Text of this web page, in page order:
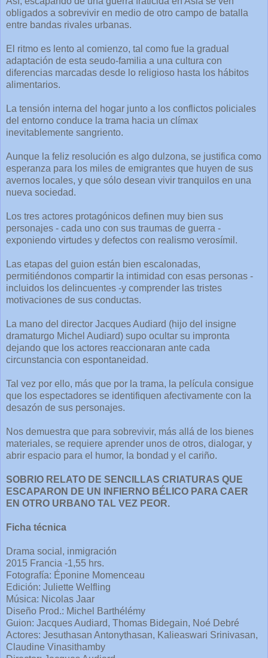
obligados a sobrevivir en medio de otro campo de batalla
entre bandas rivales urbanas.
El ritmo es lento al comienzo, tal como fue la gradual
adaptación de esta seudo-familia a una cultura con
diferencias marcadas desde lo religioso hasta los hábitos
alimentarios.
La tensión interna del hogar junto a los conflictos policiales
del entorno conduce la trama hacia un clímax
inevitablemente sangriento.
Aunque la feliz resolución es algo dulzona, se justifica como
esperanza para los miles de emigrantes que huyen de sus
avernos locales, y que sólo desean vivir tranquilos en una
nueva sociedad.
Los tres actores protagónicos definen muy bien sus
personajes - cada uno con sus traumas de guerra -
exponiendo virtudes y defectos con realismo verosímil.
Las etapas del guion están bien escalonadas,
permitiéndonos compartir la intimidad con esas personas -
incluidos los delincuentes -y comprender las tristes
motivaciones de sus conductas.
La mano del director Jacques Audiard (hijo del insigne
dramaturgo Michel Audiard) supo ocultar su impronta
dejando que los actores reaccionaran ante cada
circunstancia con espontaneidad.
Tal vez por ello, más que por la trama, la película consigue
que los espectadores se identifiquen afectivamente con la
desazón de sus personajes.
Nos demuestra que para sobrevivir, más allá de los bienes
materiales, se requiere aprender unos de otros, dialogar, y
abrir espacio para el humor, la bondad y el cariño.
SOBRIO RELATO DE SENCILLAS CRIATURAS QUE
ESCAPARON DE UN INFIERNO BÉLICO PARA CAER
EN OTRO URBANO TAL VEZ PEOR.
Ficha técnica
Drama social, inmigración
2015 Francia -1,55 hrs.
Fotografía: Éponine Momenceau
Edición: Juliette Welfling
Música: Nicolas Jaar
Diseño Prod.: Michel Barthélémy
Guion: Jacques Audiard, Thomas Bidegain, Noé Debré
Actores: Jesuthasan Antonythasan, Kalieaswari Srinivasan,
Claudine Vinasithamby